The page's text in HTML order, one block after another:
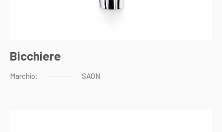
Bicchiere
Marchio: SAON